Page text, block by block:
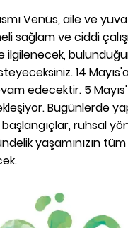
Venüs, aile ve
sağlam ve ciddi
ilgilenecek,
14
edecektir. 5
Bugünlerde
ruhsal
yaşamınızın